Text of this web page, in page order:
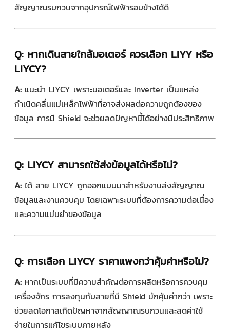
สัญญาณรบกวนจากอุปกรณ์ไฟฟ้ารอบข้างได้ดี
Q: หากเดินสายใกล้มอเตอร์ ควรเลือก LIYY หรือ
LIYCY?
A: แนะนำ LIYCY เพราะมอเตอร์และ Inverter เป็นแหล่ง
กำเนิดคลื่นแม่เหล็กไฟฟ้าที่อาจส่งผลต่อความถูกต้องของ
ข้อมูล การมี Shield จะช่วยลดปัญหานี้ได้อย่างมีประสิทธิภาพ
Q: LIYCY สามารถใช้ส่งข้อมูลได้หรือไม่?
A: ได้ สาย LIYCY ถูกออกแบบมาสำหรับงานส่งสัญญาณ
ข้อมูลและงานควบคุม โดยเฉพาะระบบที่ต้องการความต่อเนื่อง
และความแม่นยำของข้อมูล
Q:การเลือก LIYCY ราคาแพงกว่าคุ้มค่าหรือไม่?
A: หากเป็นระบบที่มีความสำคัญต่อการผลิตหรือการควบคุม
เครื่องจักร การลงทุนกับสายที่มี Shield มักคุ้มค่ากว่า เพราะ
ช่วยลดโอกาสเกิดปัญหาจากสัญญาณรบกวนและลดค่าใช้
จ่ายในการแก้ไขระบบภายหลัง